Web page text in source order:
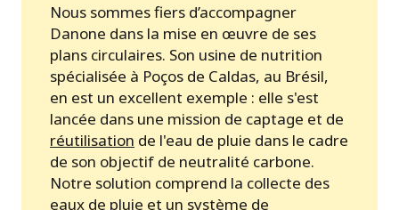
Nous sommes fiers d’accompagner
Danone dans la mise en œuvre de ses
plans circulaires. Son usine de nutrition
spécialisée à Poços de Caldas, au Brésil,
en est un excellent exemple : elle s'est
lancée dans une mission de captage et de
réutilisation de l'eau de pluie dans le cadre
de son objectif de neutralité carbone.
Notre solution comprend la collecte des
eaux de pluie et un système de